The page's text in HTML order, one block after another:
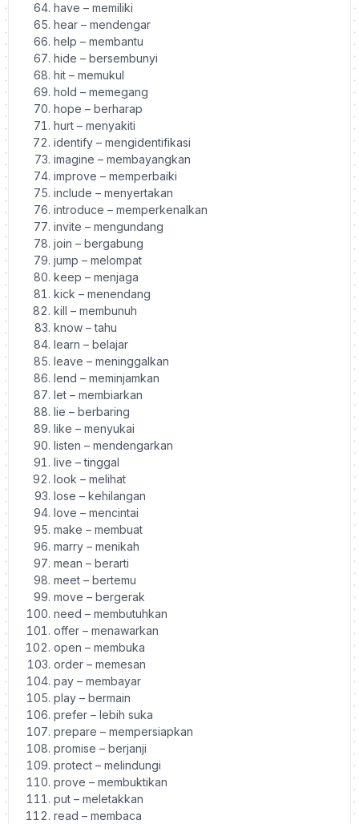
have – memiliki
hear – mendengar
help – membantu
hide – bersembunyi
hit – memukul
hold – memegang
hope – berharap
hurt – menyakiti
identify – mengidentifikasi
imagine – membayangkan
improve – memperbaiki
include – menyertakan
introduce – memperkenalkan
invite – mengundang
join – bergabung
jump – melompat
keep – menjaga
kick – menendang
kill – membunuh
know – tahu
learn – belajar
leave – meninggalkan
lend – meminjamkan
let – membiarkan
lie – berbaring
like – menyukai
listen – mendengarkan
live – tinggal
look – melihat
lose – kehilangan
love – mencintai
make – membuat
marry – menikah
mean – berarti
meet – bertemu
move – bergerak
need – membutuhkan
offer – menawarkan
open – membuka
order – memesan
pay – membayar
play – bermain
prefer – lebih suka
prepare – mempersiapkan
promise – berjanji
protect – melindungi
prove – membuktikan
put – meletakkan
read – membaca